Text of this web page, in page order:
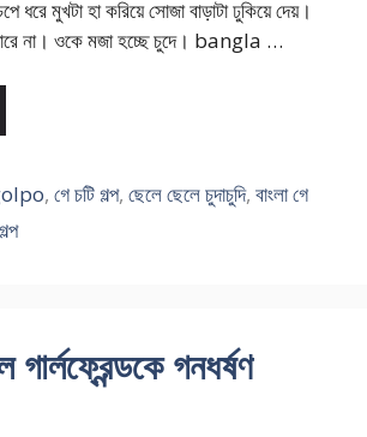
ধরে মুখটা হা করিয়ে সোজা বাড়াটা ঢুকিয়ে দেয়।
না। ওকে মজা হচ্ছে চুদে। bangla …
,গে চটি গল্প,ছেলে ছেলে চুদাচুদি,বাংলা গে
গনধর্ষণ